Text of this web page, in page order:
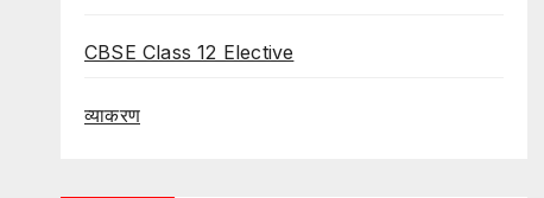
CBSE Class 12 Elective
व्याकरण